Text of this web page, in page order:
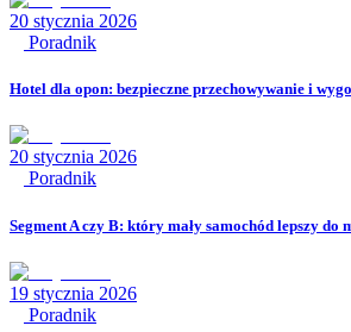
20 stycznia 2026
Poradnik
Hotel dla opon: bezpieczne przechowywanie i
20 stycznia 2026
Poradnik
Segment A czy B: który mały samochód lepszy do
19 stycznia 2026
Poradnik